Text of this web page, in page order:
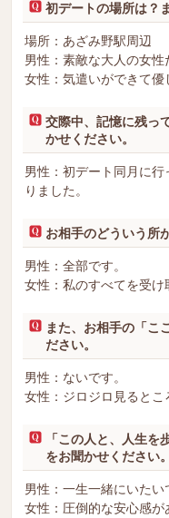
初デートの場所は？
場所：あざみ野駅周辺
男性：素敵な大人の女性
女性：気遣いができて優
交際中、記憶に残っ
かせください。
男性：初デート同月に
りました。
お相手のどういう所
男性：全部です。
女性：私のすべてを受け
また、お相手の「こ
ださい。
男性：ないです。
女性：ジロジロ見るとこ
「この人と、人生
をお聞かせください。
男性：一生一緒にいたい
女性：圧倒的な安心感が